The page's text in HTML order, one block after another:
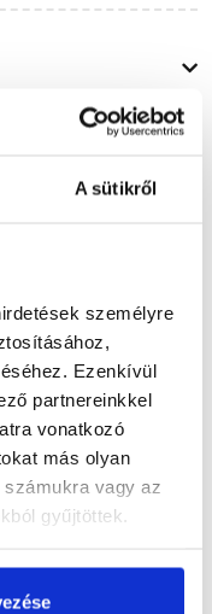
A sütikről
személyre
Ezenkívül
partnereinkkel
vonatkozó
más olyan
vagy az
gyűjtöttek.